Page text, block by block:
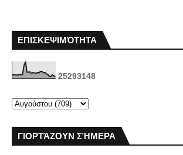
ΕΠΙΣΚΕΨΙΜΌΤΗΤΑ
25293148
ΓΙΟΡΤΆΖΟΥΝ ΣΉΜΕΡΑ